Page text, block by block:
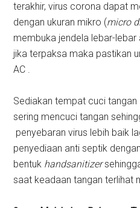
terakhir, virus corona dapat
dengan ukuran mikro (micro
membuka jendela lebar-
jika terpaksa maka pastikan
AC .
Sediakan tempat cuci
sering mencuci tangan
penyebaran virus lebih baik
penyediaan anti septik dengan
bentuk handsanitizer
saat keadaan tangan terlihat